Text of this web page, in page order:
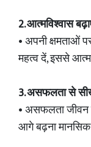
2. आत्मविश्वास
• अपनी क्षमताओं
महत्व दें, इससे
3. असफलता से
• असफलता जीवन
आगे बढ़ना